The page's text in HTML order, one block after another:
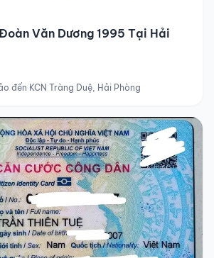
Văn Dương 1995 Tại Hải
đến KCN Tràng Duệ, Hải Phòng